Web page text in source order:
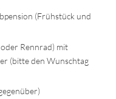
(Frühstück und
Rennrad) mit
(bitte den Wunschtag